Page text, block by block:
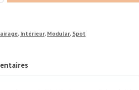
, Intérieur, Modular, Spot